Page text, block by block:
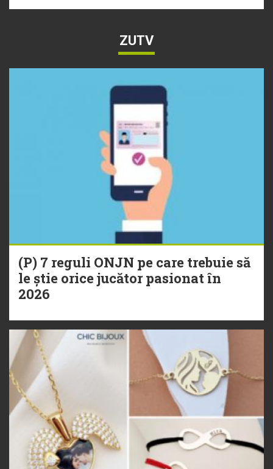
ZUTV
(P) 7 reguli ONJN pe care trebuie să
le știe orice jucător pasionat în
2026